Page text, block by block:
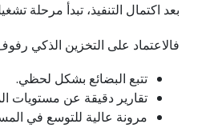
بعد اكتمال التنفيذ، تبدأ مرحلة
فالاعتماد على التخزين الذكي
تتبع البضائع بشكل لحظي.
تقارير دقيقة عن مستويات
مرونة عالية للتوسع في